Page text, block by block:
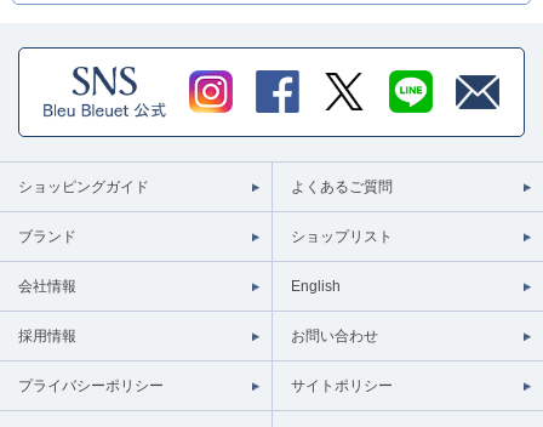
ショッピングガイド よくあるご質問
ブランド ショップリスト
会社情報 English
採用情報 お問い合わせ
プライバシーポリシー サイトポリシー